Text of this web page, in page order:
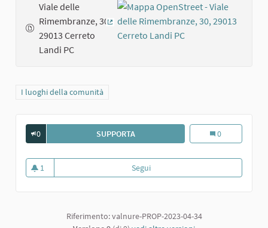
Viale delle
Rimembranze, 30,
29013 Cerreto
Landi PC
(Collegamento esterno)
Filtra i risultati per categoria: I luoghi della comunità
I luoghi della comunità
0 SUPPORTACASTELLO DI CERRETO LANDI DI
Castello di
0
1
1 sostenitori
Segui
Riferimento: valnure-PROP-2023-04-34